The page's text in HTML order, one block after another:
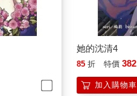
她的沈清4
85 折 特價 382
加入購物車